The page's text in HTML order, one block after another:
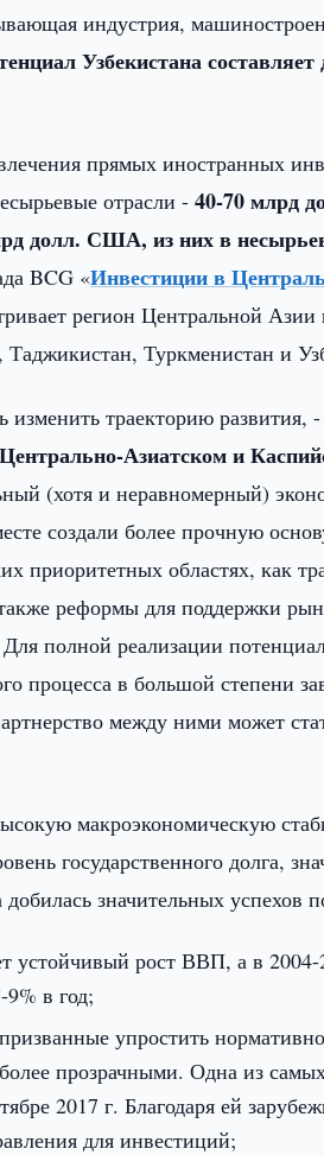
индустрия,
Узбекистана
прямых иностранных
отрасли -40-70 млрд
долл. США, из них в
BCG «Инвестиции в
регион Центральной
Туркменистан и
изменить траекторию развития,
Азиатском и
(хотя и неравномерный)
создали более прочную
приоритетных областях, как
реформы для поддержки
полной реализации
процесса в большой степени
между ними может
макроэкономическую
государственного долга,
значительных успехов
устойчивый рост ВВП, а в
9% в год;
упростить
прозрачными. Одна из
2017 г. Благодаря ей
для инвестиций;